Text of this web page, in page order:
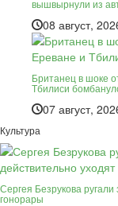
вышвырнули из
08 август,
Британец в шоке
Тбилиси
07 август,
Культура
Сергея Безрукова
гонорары